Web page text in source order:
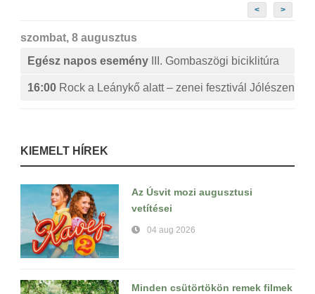
< >
szombat, 8 augusztus
Egész napos esemény
III. Gombaszögi biciklitúra
16:00 Rock a Leánykő alatt – zenei fesztivál Jólészen
KIEMELT HÍREK
Az Úsvit mozi augusztusi
vetítései
04 aug 2026
Minden csütörtökön remek filmek